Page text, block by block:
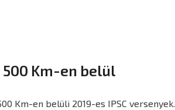
500 Km-en belül
Km-en belüli 2019-es IPSC versenyek.